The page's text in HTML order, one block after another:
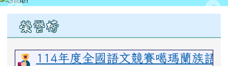
上中區域內容
榮譽榜
114年度全國語文競賽噶瑪蘭族語
頁尾區域